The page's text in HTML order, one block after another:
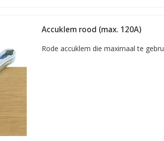
Accuklem rood (max. 120A)
Rode accuklem die maximaal te